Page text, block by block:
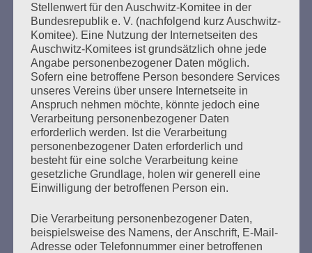
4. Verhandlungstag, Freitag,
25.10.2019
Erstellt am25. Oktober 2019
Die Richterin kündigte an, dass es dem Angeklagten
heute nicht so gut gehe. Seine Befragung hielt er gut
durch. Der Faden aus dem letzten Verhandlungstag
wurde wieder aufgenommen. Bruno D. sollte erläutern,
wie er aus Stettin in den Wachdienst im KZ Stutthof kam.
Er habe sich vorgestellt, zur Bewachung von
mehr ...
Stellenwert für den Auschwitz-Komitee in der
Bundesrepublik e. V. (nachfolgend kurz Auschwitz-
Komitee). Eine Nutzung der Internetseiten des
Auschwitz-Komitees ist grundsätzlich ohne jede
Angabe personenbezogener Daten möglich.
Sofern eine betroffene Person besondere Services
unseres Vereins über unsere Internetseite in
Anspruch nehmen möchte, könnte jedoch eine
Verarbeitung personenbezogener Daten
erforderlich werden. Ist die Verarbeitung
personenbezogener Daten erforderlich und
besteht für eine solche Verarbeitung keine
gesetzliche Grundlage, holen wir generell eine
Einwilligung der betroffenen Person ein.
Die Verarbeitung personenbezogener Daten,
beispielsweise des Namens, der Anschrift, E-Mail-
Adresse oder Telefonnummer einer betroffenen